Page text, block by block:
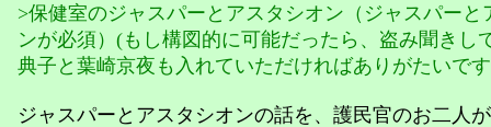
>保健室のジャスパーとアスタシオン（ジャスパーと
ンが必須）(もし構図的に可能だったら、盗み聞きし
典子と葉崎京夜も入れていただければありがたいで
ジャスパーとアスタシオンの話を、護民官のお二人